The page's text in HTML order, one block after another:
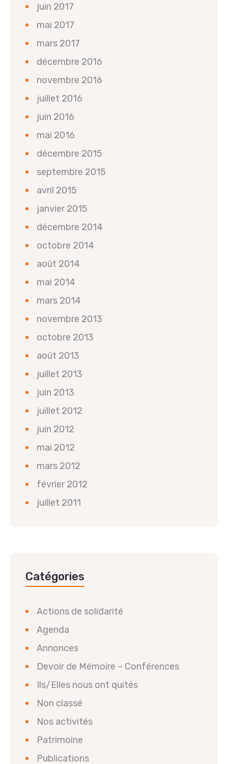
juin 2017
mai 2017
mars 2017
décembre 2016
novembre 2016
juillet 2016
juin 2016
mai 2016
décembre 2015
septembre 2015
avril 2015
janvier 2015
décembre 2014
octobre 2014
août 2014
mai 2014
mars 2014
novembre 2013
octobre 2013
août 2013
juillet 2013
juin 2013
juillet 2012
juin 2012
mai 2012
mars 2012
février 2012
juillet 2011
Catégories
Actions de solidarité
Agenda
Annonces
Devoir de Mémoire – Conférences
Ils/Elles nous ont quités
Non classé
Nos activités
Patrimoine
Publications